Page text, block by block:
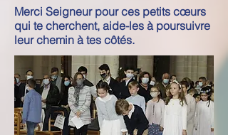
Merci Seigneur pour ces petits cœurs
qui te cherchent, aide-les à poursuivre
leur chemin à tes côtés.